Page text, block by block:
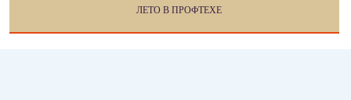
ЛЕТО В ПРОФТЕХЕ